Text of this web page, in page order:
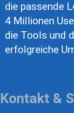
die passende
4 Millionen
die Tools und
erfolgreiche
Kontakt &